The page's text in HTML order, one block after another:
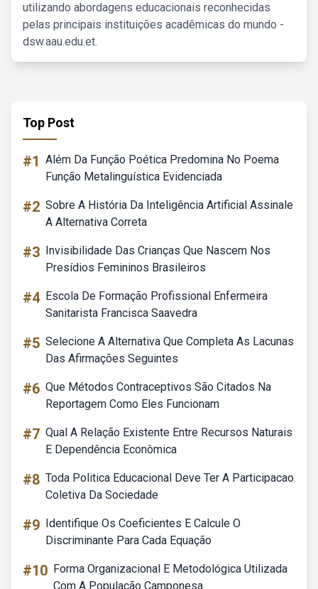
utilizando abordagens educacionais reconhecidas
pelas principais instituições acadêmicas do mundo -
dsw.aau.edu.et.
Top Post
#1 Além Da Função Poética Predomina No Poema
Função Metalinguística Evidenciada
#2 Sobre A História Da Inteligência Artificial Assinale
A Alternativa Correta
#3 Invisibilidade Das Crianças Que Nascem Nos
Presídios Femininos Brasileiros
#4 Escola De Formação Profissional Enfermeira
Sanitarista Francisca Saavedra
#5 Selecione A Alternativa Que Completa As Lacunas
Das Afirmações Seguintes
#6 Que Métodos Contraceptivos São Citados Na
Reportagem Como Eles Funcionam
#7 Qual A Relação Existente Entre Recursos Naturais
E Dependência Econômica
#8 Toda Politica Educacional Deve Ter A Participacao
Coletiva Da Sociedade
#9 Identifique Os Coeficientes E Calcule O
Discriminante Para Cada Equação
#10 Forma Organizacional E Metodológica Utilizada
Com A População Camponesa